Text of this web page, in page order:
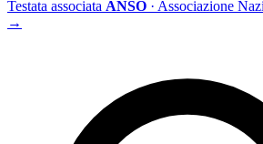
Testata associata ANSO · Associazione
→